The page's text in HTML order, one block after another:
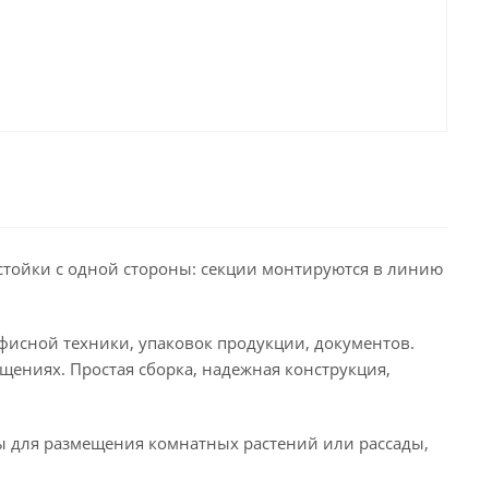
с одной стороны: секции монтируются в линию
техники, упаковок продукции, документов.
Простая сборка, надежная конструкция,
размещения комнатных растений или рассады,